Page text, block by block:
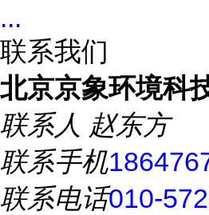
...
联系我们
北京京象环境科
联系人 赵东方
联系手机
联系电话010-